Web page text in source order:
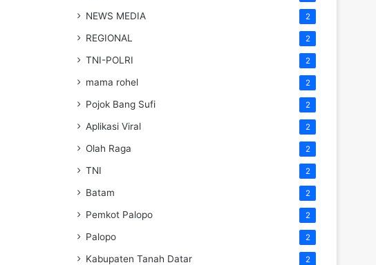
NEWS MEDIA 2
REGIONAL 2
TNI-POLRI 2
mama rohel 2
Pojok Bang Sufi 2
Aplikasi Viral 2
Olah Raga 2
TNI 2
Batam 2
Pemkot Palopo 2
Palopo 2
Kabupaten Tanah Datar 2